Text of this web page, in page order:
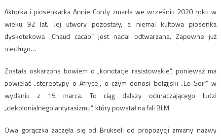
Aktorka i piosenkarka Annie Cordy zmarła we wrześniu 2020 roku w
wieku 92 lat. Jej utwory pozostały, a niemal kultowa piosenka
dyskotekowa „Chaud cacao” jest nadal odtwarzana. Zapewne już
niedługo…
Została oskarżona bowiem o „konotacje rasistowskie”, ponieważ ma
powielać „stereotypy o Afryce”, o czym donosi belgijski „Le Soir” w
wydaniu z 15 marca. To ciąg dalszy oduraczającego ludzi
„dekolonialnego antyrasizmu”, który powstał na fali BLM.
Owa gorączka zaczęła się od Brukseli od propozycji zmiany nazwy